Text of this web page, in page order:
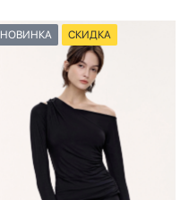
НОВИНКА СКИДКА